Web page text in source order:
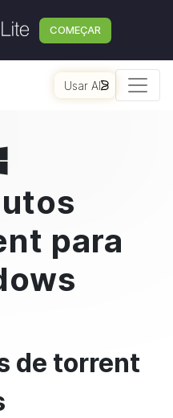
COMEÇAR
Usar AI
para
de torrent